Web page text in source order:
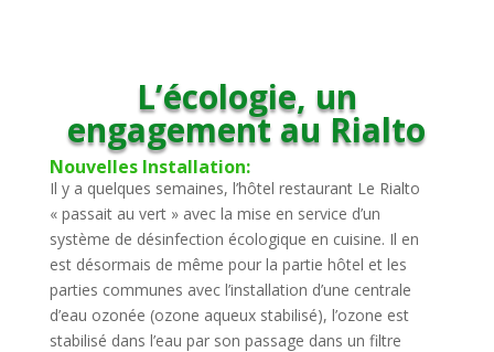
L’écologie, un
engagement au Rialto
Nouvelles Installation:
Il y a quelques semaines, l’hôtel restaurant Le Rialto
« passait au vert » avec la mise en service d’un
système de désinfection écologique en cuisine. Il en
est désormais de même pour la partie hôtel et les
parties communes avec l’installation d’une centrale
d’eau ozonée (ozone aqueux stabilisé), l’ozone est
stabilisé dans l’eau par son passage dans un filtre